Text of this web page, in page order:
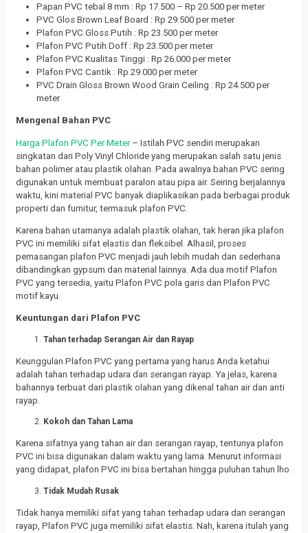
Papan PVC tebal 8 mm : Rp 17.500 – Rp 20.500 per meter
PVC Glos Brown Leaf Board : Rp 29.500 per meter
Plafon PVC Gloss Putih : Rp 23.500 per meter
Plafon PVC Putih Doff : Rp 23.500 per meter
Plafon PVC Kualitas Tinggi : Rp 26.000 per meter
Plafon PVC Cantik : Rp 29.000 per meter
PVC Drain Gloss Brown Wood Grain Ceiling : Rp 24.500 per
meter
Mengenal Bahan PVC
Harga Plafon PVC Per Meter– Istilah PVC sendiri merupakan
singkatan dari Poly Vinyl Chloride yang merupakan salah satu jenis
bahan polimer atau plastik olahan. Pada awalnya bahan PVC sering
digunakan untuk membuat paralon atau pipa air. Seiring berjalannya
waktu, kini material PVC banyak diaplikasikan pada berbagai produk
properti dan furnitur, termasuk plafon PVC.
Karena bahan utamanya adalah plastik olahan, tak heran jika plafon
PVC ini memiliki sifat elastis dan fleksibel. Alhasil, proses
pemasangan plafon PVC menjadi jauh lebih mudah dan sederhana
dibandingkan gypsum dan material lainnya. Ada dua motif Plafon
PVC yang tersedia, yaitu Plafon PVC pola garis dan Plafon PVC
motif kayu.
Keuntungan dari Plafon PVC
Tahan terhadap Serangan Air dan Rayap
Keunggulan Plafon PVC yang pertama yang harus Anda ketahui
adalah tahan terhadap udara dan serangan rayap. Ya jelas, karena
bahannya terbuat dari plastik olahan yang dikenal tahan air dan anti
rayap.
Kokoh dan Tahan Lama
Karena sifatnya yang tahan air dan serangan rayap, tentunya plafon
PVC ini bisa digunakan dalam waktu yang lama. Menurut informasi
yang didapat, plafon PVC ini bisa bertahan hingga puluhan tahun lho.
Tidak Mudah Rusak
Tidak hanya memiliki sifat yang tahan terhadap udara dan serangan
rayap, Plafon PVC juga memiliki sifat elastis. Nah, karena itulah yang